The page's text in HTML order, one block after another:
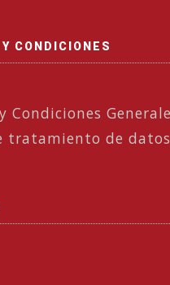
CONDICIONES
Condiciones
tratamiento de